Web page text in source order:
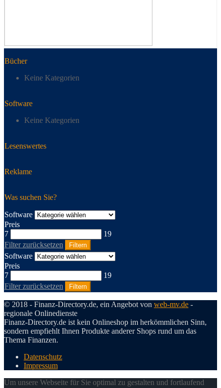
Bücher
Keine Kategorien
Software
Keine Kategorien
Lesenswertes
Reklame
Was suchen Sie?
Software
Preis
7
19
Filter zurücksetzen
Filtern
Software
Preis
7
19
Filter zurücksetzen
Filtern
© 2018 - Finanz-Directory.de, ein Angebot von web-mv.de -
regionale Onlinedienste
Finanz-Directory.de ist kein Onlineshop im herkömmlichen Sinn,
sondern empfiehlt Ihnen Produkte anderer Shops rund um das
Thema Finanzen.
Datenschutz
Impressum
Um unsere Webseite für Sie optimal zu gestalten und fortlaufend